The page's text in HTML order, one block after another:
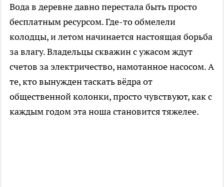
Вода в деревне давно перестала быть просто
бесплатным ресурсом. Где-то обмелели
колодцы, и летом начинается настоящая борьба
за влагу. Владельцы скважин с ужасом ждут
счетов за электричество, намотанное насосом. А
те, кто вынужден таскать вёдра от
общественной колонки, просто чувствуют, как с
каждым годом эта ноша становится тяжелее.